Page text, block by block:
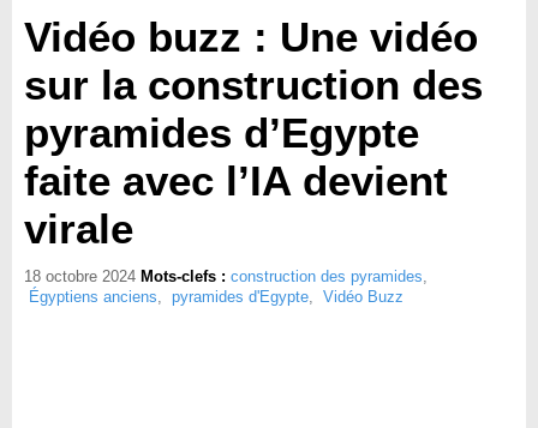
Vidéo buzz : Une vidéo
sur la construction des
pyramides d’Egypte
faite avec l’IA devient
virale
18 octobre 2024 Mots-clefs : construction des pyramides,
Égyptiens anciens, pyramides d'Egypte, Vidéo Buzz